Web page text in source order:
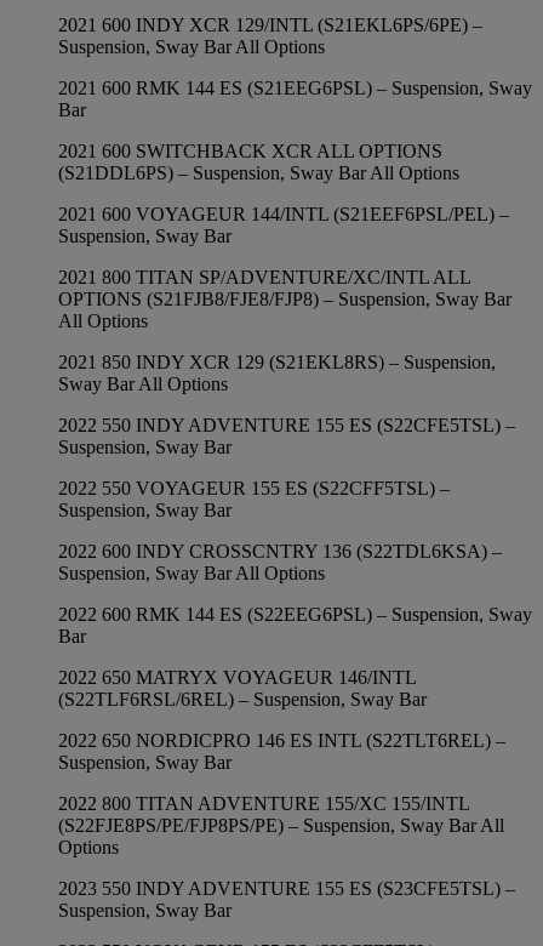
2021 600 INDY XCR 129/INTL (S21EKL6PS/6PE) –
Suspension, Sway Bar All Options
2021 600 RMK 144 ES (S21EEG6PSL) – Suspension, Sway
Bar
2021 600 SWITCHBACK XCR ALL OPTIONS
(S21DDL6PS) – Suspension, Sway Bar All Options
2021 600 VOYAGEUR 144/INTL (S21EEF6PSL/PEL) –
Suspension, Sway Bar
2021 800 TITAN SP/ADVENTURE/XC/INTL ALL
OPTIONS (S21FJB8/FJE8/FJP8) – Suspension, Sway Bar
All Options
2021 850 INDY XCR 129 (S21EKL8RS) – Suspension,
Sway Bar All Options
2022 550 INDY ADVENTURE 155 ES (S22CFE5TSL) –
Suspension, Sway Bar
2022 550 VOYAGEUR 155 ES (S22CFF5TSL) –
Suspension, Sway Bar
2022 600 INDY CROSSCNTRY 136 (S22TDL6KSA) –
Suspension, Sway Bar All Options
2022 600 RMK 144 ES (S22EEG6PSL) – Suspension, Sway
Bar
2022 650 MATRYX VOYAGEUR 146/INTL
(S22TLF6RSL/6REL) – Suspension, Sway Bar
2022 650 NORDICPRO 146 ES INTL (S22TLT6REL) –
Suspension, Sway Bar
2022 800 TITAN ADVENTURE 155/XC 155/INTL
(S22FJE8PS/PE/FJP8PS/PE) – Suspension, Sway Bar All
Options
2023 550 INDY ADVENTURE 155 ES (S23CFE5TSL) –
Suspension, Sway Bar